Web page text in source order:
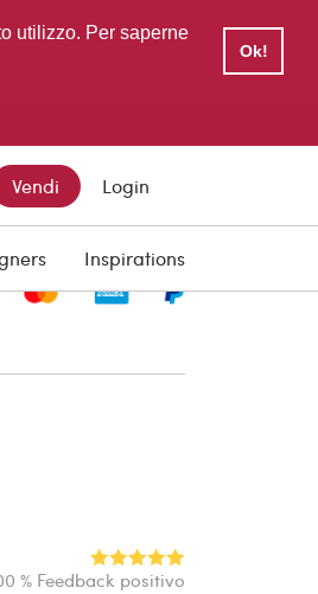
utilizzo. Per saperne
Ok!
Vendi Login
Inspirations
% Feedback positivo